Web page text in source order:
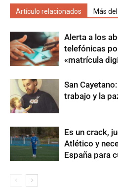
Artículo relacionados Más
Alerta a los
telefónicas
«matrícula
San
trabajo y la
Es un crack,
Atlético y
España para